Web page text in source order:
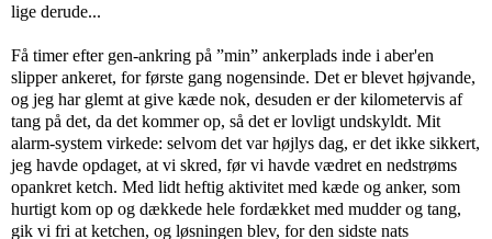
lige derude...
Få timer efter gen-ankring på ”min” ankerplads inde i aber'en
slipper ankeret, for første gang nogensinde. Det er blevet højvande,
og jeg har glemt at give kæde nok, desuden er der kilometervis af
tang på det, da det kommer op, så det er lovligt undskyldt. Mit
alarm-system virkede: selvom det var højlys dag, er det ikke sikkert,
jeg havde opdaget, at vi skred, før vi havde vædret en nedstrøms
opankret ketch. Med lidt heftig aktivitet med kæde og anker, som
hurtigt kom op og dækkede hele fordækket med mudder og tang,
gik vi fri at ketchen, og løsningen blev, for den sidste nats